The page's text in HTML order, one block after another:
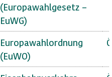
(Europawahlgesetz –
EuWG)
Europawahlordnung
(EuWO)